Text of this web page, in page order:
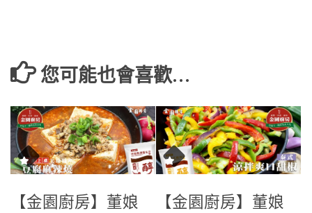
您可能也會喜歡…
【金園廚房】董娘
【金園廚房】董娘